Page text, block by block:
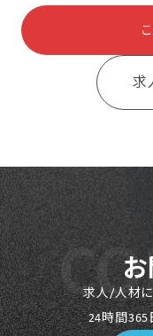
求
求人/人材
24時間365